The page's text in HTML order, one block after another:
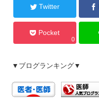
Twitter
Pocket
0
▼ブログランキング▼